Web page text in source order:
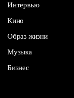
Интервью
Кино
Образ жизни
Музыка
Бизнес